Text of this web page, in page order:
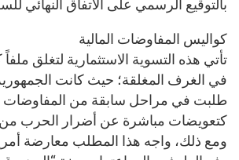
بالتوقيع الرسمي على الاتفاق النهائي
كواليس المفاوضات المالية
تأتي هذه التسوية الاستثمارية لتغلق
في الغرف المغلقة؛ حيث كانت
كتعويضات مباشرة عن أضرار الحرب من
ومع ذلك، واجه هذا المطلب معارضة